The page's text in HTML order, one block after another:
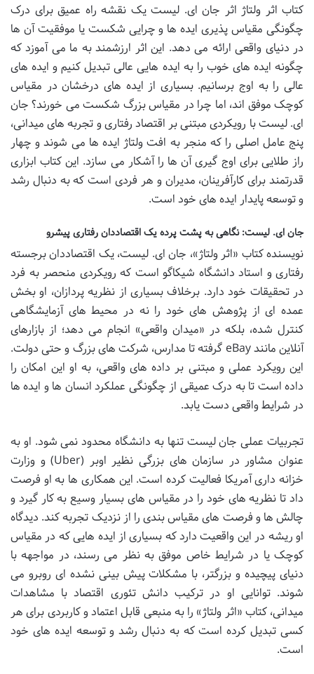
کتاب اثر ولتاژ اثر جان ای. لیست یک نقشه راه عمیق برای درک
چگونگی مقیاس پذیری ایده ها و چرایی شکست یا موفقیت آن ها
در دنیای واقعی ارائه می دهد. این اثر ارزشمند به ما می آموزد که
چگونه ایده های خوب را به ایده هایی عالی تبدیل کنیم و ایده های
عالی را به اوج برسانیم. بسیاری از ایده های درخشان در مقیاس
کوچک موفق اند، اما چرا در مقیاس بزرگ شکست می خورند؟ جان
ای. لیست با رویکردی مبتنی بر اقتصاد رفتاری و تجربه های میدانی،
پنج عامل اصلی را که منجر به افت ولتاژ ایده ها می شوند و چهار
راز طلایی برای اوج گیری آن ها را آشکار می سازد. این کتاب ابزاری
قدرتمند برای کارآفرینان، مدیران و هر فردی است که به دنبال رشد
و توسعه پایدار ایده های خود است.
جان ای. لیست: نگاهی به پشت پرده یک اقتصاددان رفتاری پیشرو
نویسنده کتاب «اثر ولتاژ»، جان ای. لیست، یک اقتصاددان برجسته
رفتاری و استاد دانشگاه شیکاگو است که رویکردی منحصر به فرد
در تحقیقات خود دارد. برخلاف بسیاری از نظریه پردازان، او بخش
عمده ای از پژوهش های خود را نه در محیط های آزمایشگاهی
کنترل شده، بلکه در «میدان واقعی» انجام می دهد؛ از بازارهای
آنلاین مانند eBay گرفته تا مدارس، شرکت های بزرگ و حتی دولت.
این رویکرد عملی و مبتنی بر داده های واقعی، به او این امکان را
داده است تا به درک عمیقی از چگونگی عملکرد انسان ها و ایده ها
در شرایط واقعی دست یابد.
تجربیات عملی جان لیست تنها به دانشگاه محدود نمی شود. او به
عنوان مشاور در سازمان های بزرگی نظیر اوبر (Uber) و وزارت
خزانه داری آمریکا فعالیت کرده است. این همکاری ها به او فرصت
داد تا نظریه های خود را در مقیاس های بسیار وسیع به کار گیرد و
چالش ها و فرصت های مقیاس بندی را از نزدیک تجربه کند. دیدگاه
او ریشه در این واقعیت دارد که بسیاری از ایده هایی که در مقیاس
کوچک یا در شرایط خاص موفق به نظر می رسند، در مواجهه با
دنیای پیچیده و بزرگتر، با مشکلات پیش بینی نشده ای روبرو می
شوند. توانایی او در ترکیب دانش تئوری اقتصاد با مشاهدات
میدانی، کتاب «اثر ولتاژ» را به منبعی قابل اعتماد و کاربردی برای هر
کسی تبدیل کرده است که به دنبال رشد و توسعه ایده های خود
است.